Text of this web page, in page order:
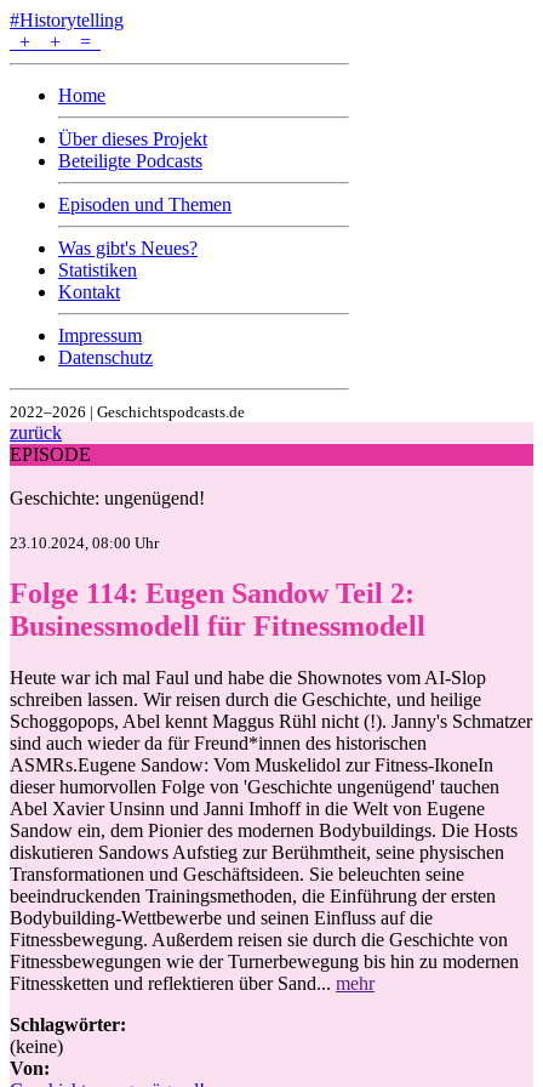
#Historytelling
+
+ =
Home
Über dieses Projekt
Beteiligte Podcasts
Episoden und Themen
Was gibt's Neues?
Statistiken
Kontakt
Impressum
Datenschutz
2022–2026 | Geschichtspodcasts.de
zurück
EPISODE
Geschichte: ungenügend!
23.10.2024, 08:00 Uhr
Folge 114: Eugen Sandow Teil 2:
Businessmodell für Fitnessmodell
Heute war ich mal Faul und habe die Shownotes vom AI-Slop
schreiben lassen. Wir reisen durch die Geschichte, und heilige
Schoggopops, Abel kennt Maggus Rühl nicht (!). Janny's Schmatzer
sind auch wieder da für Freund*innen des historischen
ASMRs.Eugene Sandow: Vom Muskelidol zur Fitness-IkoneIn
dieser humorvollen Folge von 'Geschichte ungenügend' tauchen
Abel Xavier Unsinn und Janni Imhoff in die Welt von Eugene
Sandow ein, dem Pionier des modernen Bodybuildings. Die Hosts
diskutieren Sandows Aufstieg zur Berühmtheit, seine physischen
Transformationen und Geschäftsideen. Sie beleuchten seine
beeindruckenden Trainingsmethoden, die Einführung der ersten
Bodybuilding-Wettbewerbe und seinen Einfluss auf die
Fitnessbewegung. Außerdem reisen sie durch die Geschichte von
Fitnessbewegungen wie der Turnerbewegung bis hin zu modernen
Fitnessketten und reflektieren über Sand... mehr
Schlagwörter:
(keine)
Von: